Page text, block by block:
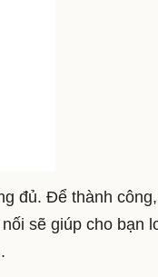
đủ. Để thành
sẽ giúp cho bạn